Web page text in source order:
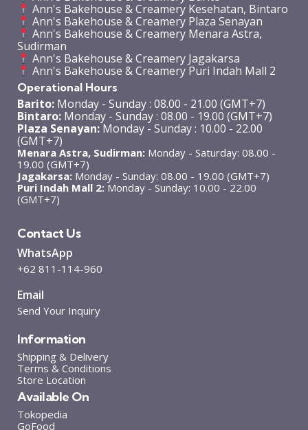
Ann's Bakehouse & Creamery Kesehatan, Bintaro
Ann's Bakehouse & Creamery Plaza Senayan
Ann's Bakehouse & Creamery Menara Astra,
Sudirman
Ann's Bakehouse & Creamery Jagakarsa
Ann's Bakehouse & Creamery Puri Indah Mall 2
Operational Hours
Barito: Monday - Sunday : 08.00 - 21.00 (GMT+7)
Bintaro: Monday - Sunday : 08.00 - 19.00 (GMT+7)
Plaza Senayan: Monday - Sunday : 10.00 - 22.00
(GMT+7)
Menara Astra, Sudirman: Monday - Saturday: 08.00 -
19.00 (GMT+7)
Jagakarsa: Monday - Sunday: 08.00 - 19.00 (GMT+7)
Puri Indah Mall 2: Monday - Sunday: 10.00 - 22.00
(GMT+7)
Contact Us
WhatsApp
+62 811-114-960
Email
Send Your Inquiry
Information
Shipping & Delivery
Terms & Conditions
Store Location
Available On
Tokopedia
GoFood